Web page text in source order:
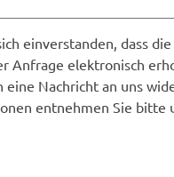
einverstanden, dass
elektronisch
Nachricht an uns
entnehmen Sie bitte